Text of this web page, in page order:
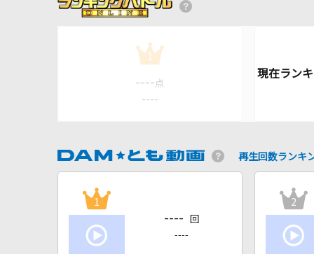
1
---- 点
----
再生回数ランキ
1
---- 回
----
2